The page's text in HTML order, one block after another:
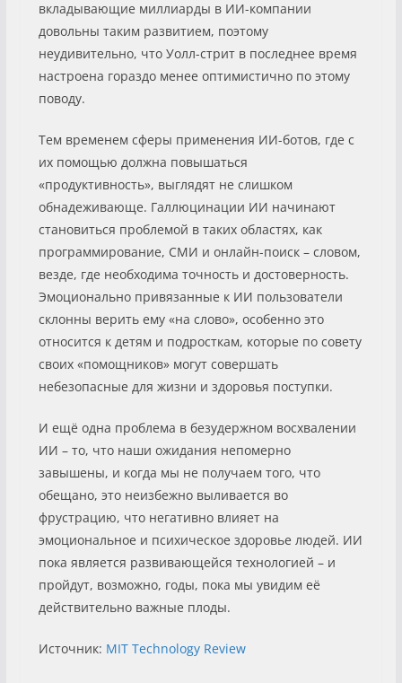
вкладывающие миллиарды в ИИ-компании
довольны таким развитием, поэтому
неудивительно, что Уолл-стрит в последнее время
настроена гораздо менее оптимистично по этому
поводу.
Тем временем сферы применения ИИ-ботов, где с
их помощью должна повышаться
«продуктивность», выглядят не слишком
обнадеживающе. Галлюцинации ИИ начинают
становиться проблемой в таких областях, как
программирование, СМИ и онлайн-поиск – словом,
везде, где необходима точность и достоверность.
Эмоционально привязанные к ИИ пользователи
склонны верить ему «на слово», особенно это
относится к детям и подросткам, которые по совету
своих «помощников» могут совершать
небезопасные для жизни и здоровья поступки.
И ещё одна проблема в безудержном восхвалении
ИИ – то, что наши ожидания непомерно
завышены, и когда мы не получаем того, что
обещано, это неизбежно выливается во
фрустрацию, что негативно влияет на
эмоциональное и психическое здоровье людей. ИИ
пока является развивающейся технологией – и
пройдут, возможно, годы, пока мы увидим её
действительно важные плоды.
Источник: MIT Technology Review